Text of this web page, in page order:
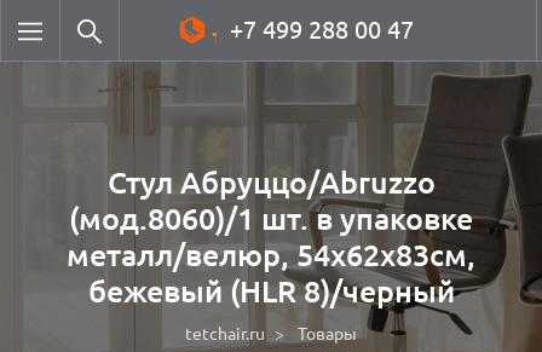
+7 499 288 00 47
Стул Абруццо/Abruzzo
(мод.8060)/1 шт. в упаковке
металл/велюр, 54х62х83см,
бежевый (HLR 8)/черный
tetchair.ru Товары